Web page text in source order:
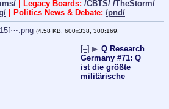
| Legacy Boards: /CBTS/ /TheStorm/
| Politics News & Debate: /pnd/
(4.58 KB, 600x338, 300:169,
[–] ▶ Q Research
Germany #71: Q
ist die größte
militärische